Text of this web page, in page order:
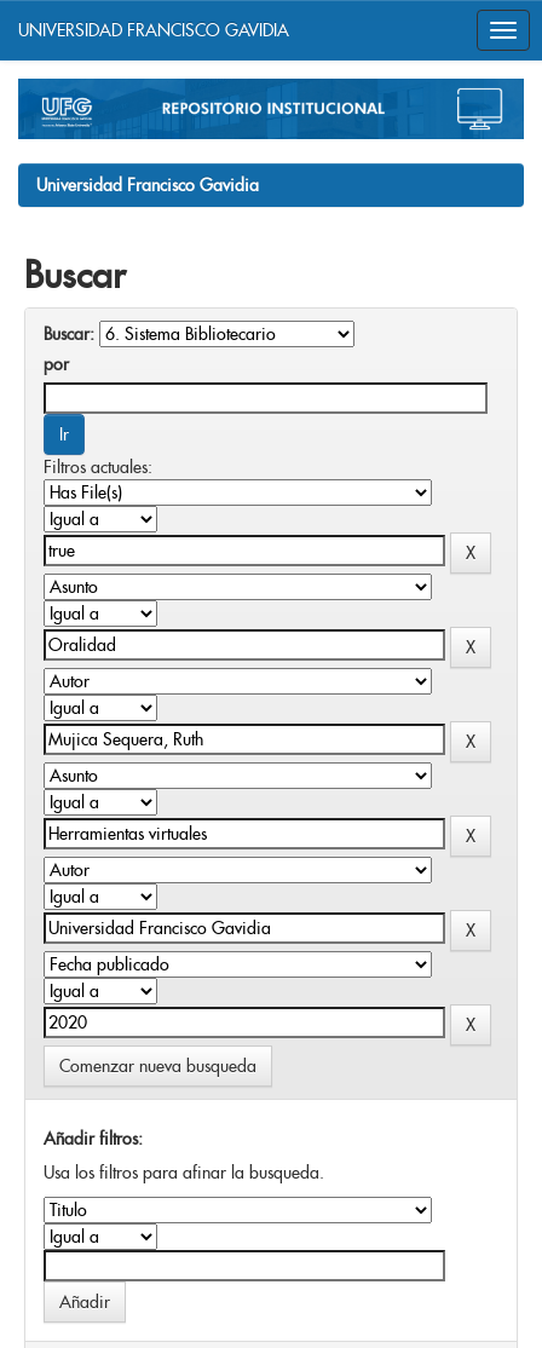
navigation
UNIVERSIDAD FRANCISCO GAVIDIA
Universidad Francisco Gavidia
Buscar
Buscar:
por
Filtros actuales:
Comenzar nueva busqueda
Añadir filtros:
Usa los filtros para afinar la busqueda.